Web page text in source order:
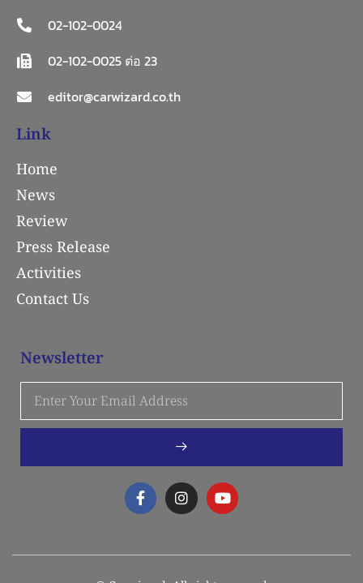
02-102-0024
02-102-0025 ต่อ 23
editor@carwizard.co.th
Link
Home
News
Review
Press Release
Activities
Contact Us
Newsletter